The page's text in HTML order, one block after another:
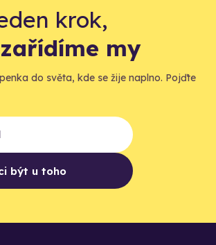
krok,
my
do světa, kde se žije naplno. Pojďte
být u toho